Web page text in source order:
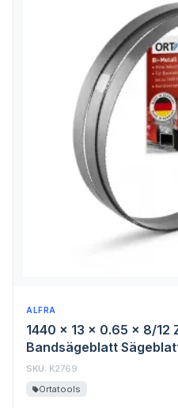
ALFRA
1440 x 13 x 0.65 x 8/12
Bandsägeblatt
SKU: K2769
Ortatools